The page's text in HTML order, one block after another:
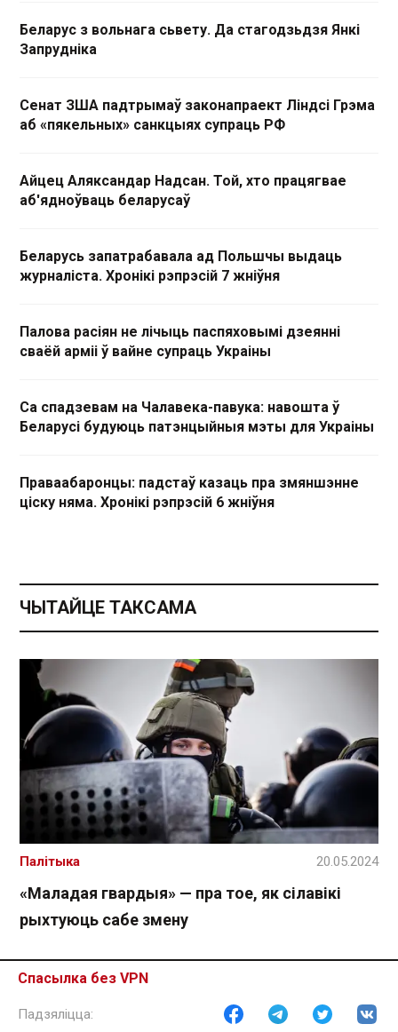
Спасылка без VPN
Беларус з вольнага сьвету. Да стагодзьдзя Янкі
Запрудніка
Сенат ЗША падтрымаў законапраект Ліндсі Грэма
аб «пякельных» санкцыях супраць РФ
Айцец Аляксандар Надсан. Той, хто працягвае
аб'ядноўваць беларусаў
Беларусь запатрабавала ад Польшчы выдаць
журналіста. Хронікі рэпрэсій 7 жніўня
Палова расіян не лічыць паспяховымі дзеянні
сваёй арміі ў вайне супраць Украіны
Са спадзевам на Чалавека-павука: навошта ў
Беларусі будуюць патэнцыйныя мэты для Украіны
Праваабаронцы: падстаў казаць пра змяншэнне
ціску няма. Хронікі рэпрэсій 6 жніўня
ЧЫТАЙЦЕ ТАКСАМА
«Маладая гвардыя» — пра тое, як сілавікі
рыхтуюць сабе змену
Палітыка 20.05.2024